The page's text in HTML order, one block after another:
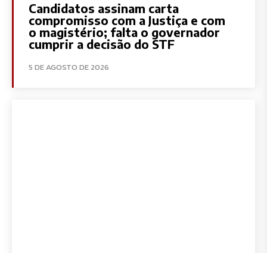
Candidatos assinam carta
compromisso com a Justiça e com
o magistério; falta o governador
cumprir a decisão do STF
5 DE AGOSTO DE 2026